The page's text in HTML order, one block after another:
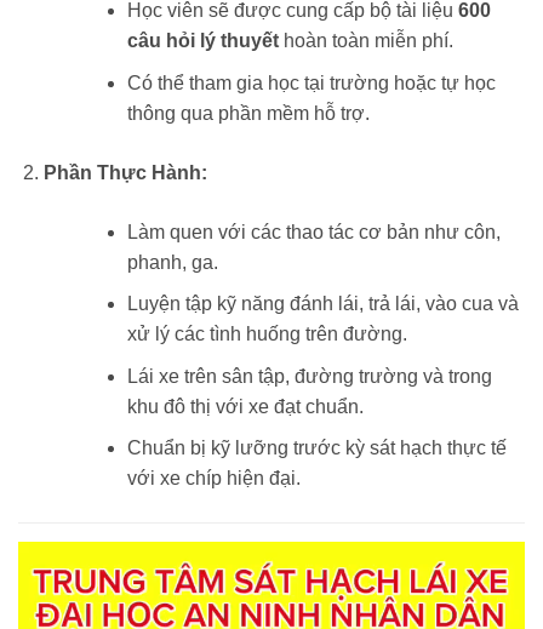
Học viên sẽ được cung cấp bộ tài liệu 600
câu hỏi lý thuyếthoàn toàn miễn phí.
Có thể tham gia học tại trường hoặc tự học
thông qua phần mềm hỗ trợ.
Phần Thực Hành:
Làm quen với các thao tác cơ bản như côn,
phanh, ga.
Luyện tập kỹ năng đánh lái, trả lái, vào cua và
xử lý các tình huống trên đường.
Lái xe trên sân tập, đường trường và trong
khu đô thị với xe đạt chuẩn.
Chuẩn bị kỹ lưỡng trước kỳ sát hạch thực tế
với xe chíp hiện đại.
Video